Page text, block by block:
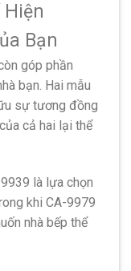
Hiện
Bạn
góp phần
bạn. Hai mẫu
sự tương đồng
cả hai lại thể
là lựa chọn
khi CA-9979
nhà bếp thể